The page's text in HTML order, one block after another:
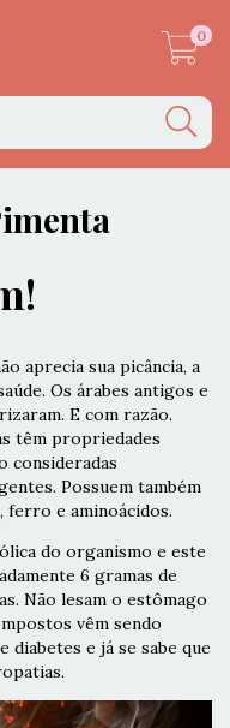
0
aprecia sua picância, a
Os árabes antigos e
E com razão.
têm propriedades
consideradas
Possuem também
ferro e aminoácidos.
do organismo e este
6 gramas de
Não lesam o estômago
vêm sendo
diabetes e já se sabe que